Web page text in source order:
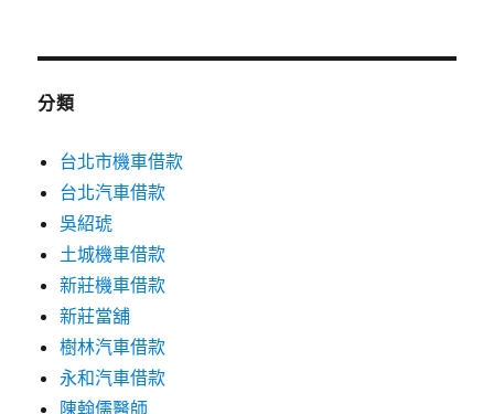
分類
台北市機車借款
台北汽車借款
吳紹琥
土城機車借款
新莊機車借款
新莊當舖
樹林汽車借款
永和汽車借款
陳翰儒醫師